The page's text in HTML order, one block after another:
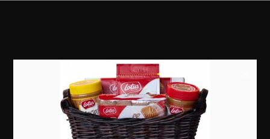
Erfolgsgeschichten